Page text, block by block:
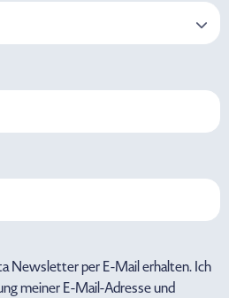
Newsletter per E-Mail erhalten. Ich
meiner E-Mail-Adresse und